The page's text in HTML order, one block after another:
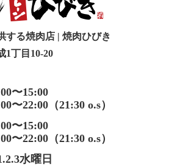
する焼肉店 | 焼肉ひびき
1丁目10-20
〜15:00
〜22:00（21:30 o.s）
〜15:00
〜22:00（21:30 o.s）
水曜日